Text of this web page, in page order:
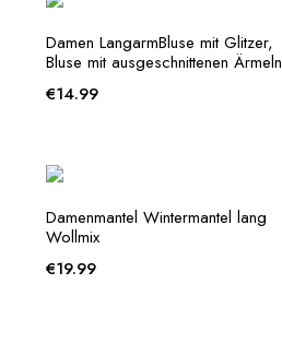
Damen LangarmBluse mit Glitzer,
Bluse mit ausgeschnittenen Ärmeln
€14.99
Damenmantel Wintermantel lang
Wollmix
€19.99